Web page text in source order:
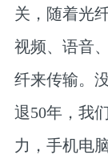
关，随着光
视频、语音
纤来传输。
退50年，我
力，手机电